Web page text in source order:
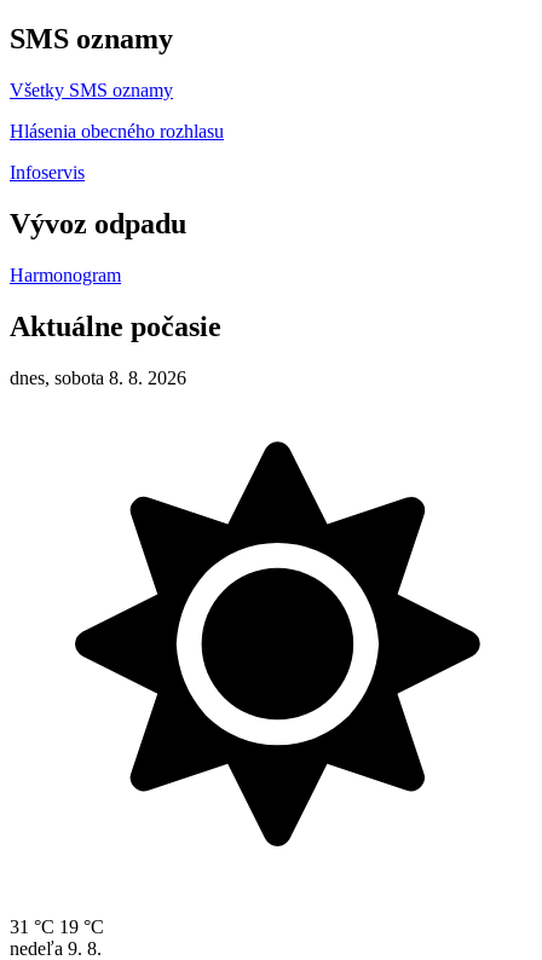
SMS oznamy
Všetky SMS oznamy
Hlásenia obecného rozhlasu
Infoservis
Vývoz odpadu
Harmonogram
Aktuálne počasie
dnes, sobota 8. 8. 2026
31 °C 19 °C
nedeľa 9. 8.